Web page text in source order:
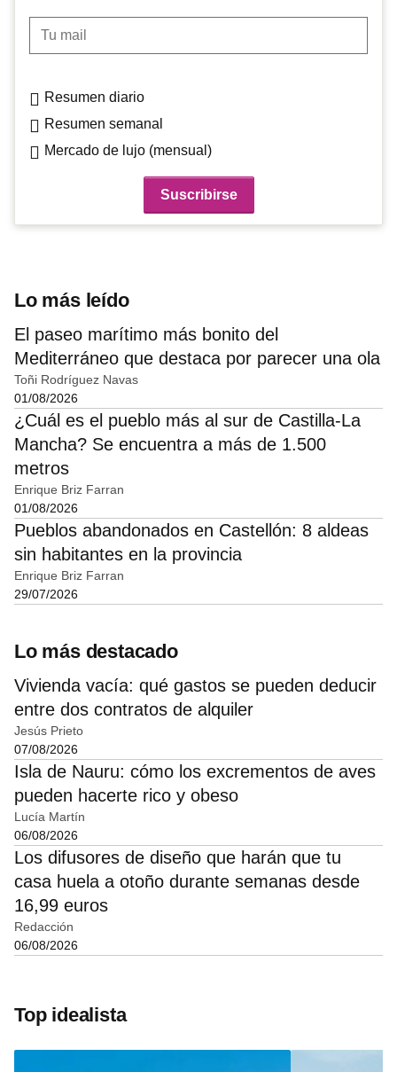
Tu mail
Resumen diario
Resumen semanal
Mercado de lujo (mensual)
Lo más leído
El paseo marítimo más bonito del
Mediterráneo que destaca por parecer una ola
Toñi Rodríguez Navas
01/08/2026
¿Cuál es el pueblo más al sur de Castilla-La
Mancha? Se encuentra a más de 1.500
metros
Enrique Briz Farran
01/08/2026
Pueblos abandonados en Castellón: 8 aldeas
sin habitantes en la provincia
Enrique Briz Farran
29/07/2026
Lo más destacado
Vivienda vacía: qué gastos se pueden deducir
entre dos contratos de alquiler
Jesús Prieto
07/08/2026
Isla de Nauru: cómo los excrementos de aves
pueden hacerte rico y obeso
Lucía Martín
06/08/2026
Los difusores de diseño que harán que tu
casa huela a otoño durante semanas desde
16,99 euros
Redacción
06/08/2026
Top idealista